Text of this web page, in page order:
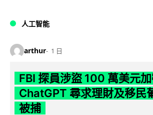
人工智能
arthur 1 日
FBI 探員涉盜 100 萬美元
ChatGPT 尋求理財及移民
被捕